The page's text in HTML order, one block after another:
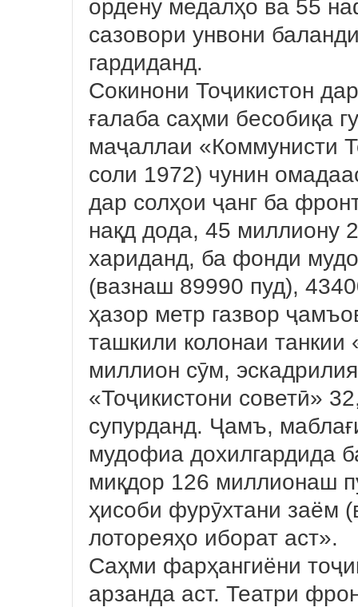
ордену медалҳо ва 55
сазовори унвони
гардиданд.
Сокинони Тоҷикистон
ғалаба саҳми бесобиқа
маҷаллаи «Коммунисти
соли 1972) чунин
дар солҳои ҷанг ба
нақд дода, 45 миллиону
хариданд, ба фонди
(вазнаш 89990 пуд),
ҳазор метр газвор
ташкили колонаи танкии
миллион сӯм,
«Тоҷикистони советӣ»
супурданд. Ҷамъ,
мудофиа дохилгардида
миқдор 126 миллионаш
ҳисоби фурӯхтани заём
лотореяҳо иборат аст».
Саҳми фарҳангиёни
арзанда аст. Театри